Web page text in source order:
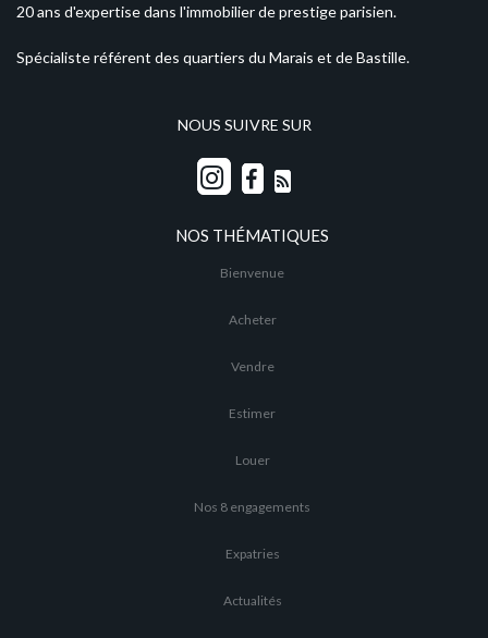
20 ans d'expertise dans l'immobilier de prestige parisien.
Spécialiste référent des quartiers du Marais et de Bastille.
NOUS SUIVRE SUR
NOS THÉMATIQUES
Bienvenue
Acheter
Vendre
Estimer
Louer
Nos 8 engagements
Expatries
Actualités